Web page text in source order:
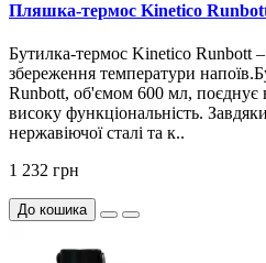
Пляшка-термос Kinetico Runbott
Бутилка-термос Kinetico Runbott –
збереження температури
Runbott, об'ємом 600 мл, поєднує
високу функціональність. Завдяки
нержавіючої сталі та к..
1 232 грн
До кошика